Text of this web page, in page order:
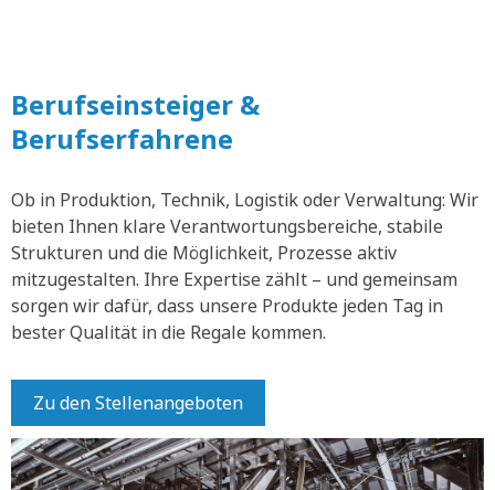
Berufseinsteiger &
Berufserfahrene
Ob in Produktion, Technik, Logistik oder Verwaltung: Wir
bieten Ihnen klare Verantwortungsbereiche, stabile
Strukturen und die Möglichkeit, Prozesse aktiv
mitzugestalten. Ihre Expertise zählt – und gemeinsam
sorgen wir dafür, dass unsere Produkte jeden Tag in
bester Qualität in die Regale kommen.
Zu den Stellenangeboten